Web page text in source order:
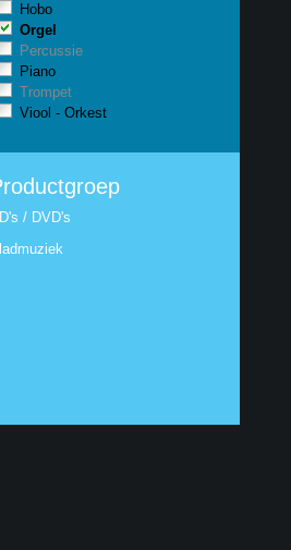
Hobo
Orgel
Percussie
Piano
Trompet
Viool - Orkest
/ DVD's